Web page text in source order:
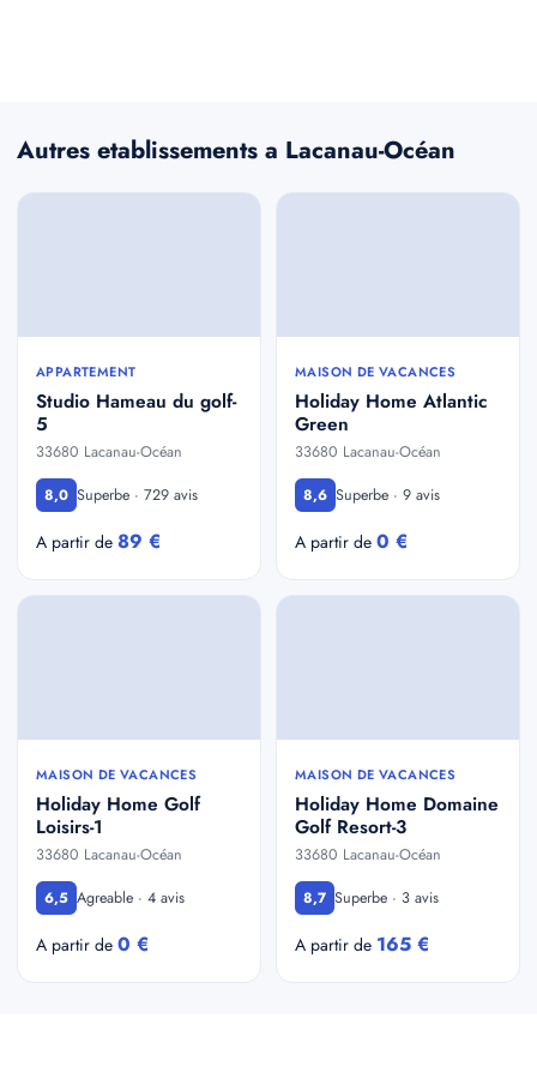
Autres etablissements a Lacanau-Océan
APPARTEMENT
Studio Hameau du golf-
5
33680 Lacanau-Océan
8,0 Superbe · 729 avis
A partir de 89 €
MAISON DE VACANCES
Holiday Home Atlantic
Green
33680 Lacanau-Océan
8,6 Superbe · 9 avis
A partir de 0 €
MAISON DE VACANCES
Holiday Home Golf
Loisirs-1
33680 Lacanau-Océan
6,5 Agreable · 4 avis
A partir de 0 €
MAISON DE VACANCES
Holiday Home Domaine
Golf Resort-3
33680 Lacanau-Océan
8,7 Superbe · 3 avis
A partir de 165 €